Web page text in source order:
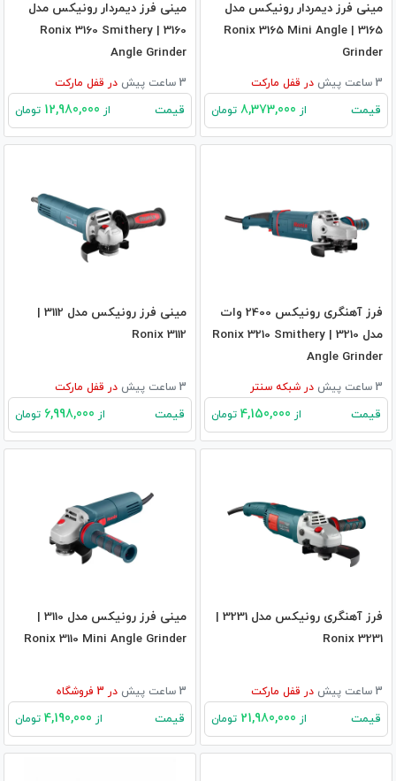
مینی فرز دیمردار رونیکس مدل
3165 | Ronix 3165 Mini Angle
Grinder
3 ساعت پیش در قفل مارکت
قیمت از تومان
مینی فرز دیمردار رونیکس مدل
3160 | Ronix 3160 Smithery
Angle Grinder
3 ساعت پیش در قفل مارکت
قیمت از تومان
فرز آهنگری رونیکس 2400 وات
مدل 3210 | Ronix 3210 Smithery
Angle Grinder
3 ساعت پیش در شبکه سنتر
قیمت از تومان
مینی فرز رونیکس مدل 3112 |
Ronix 3112
3 ساعت پیش در قفل مارکت
قیمت از تومان
فرز آهنگری رونیکس مدل 3231 |
Ronix 3231
3 ساعت پیش در قفل مارکت
قیمت از تومان
مینی فرز رونیکس مدل 3110 |
Ronix 3110 Mini Angle Grinder
3 ساعت پیش در فروشگاه
قیمت از تومان